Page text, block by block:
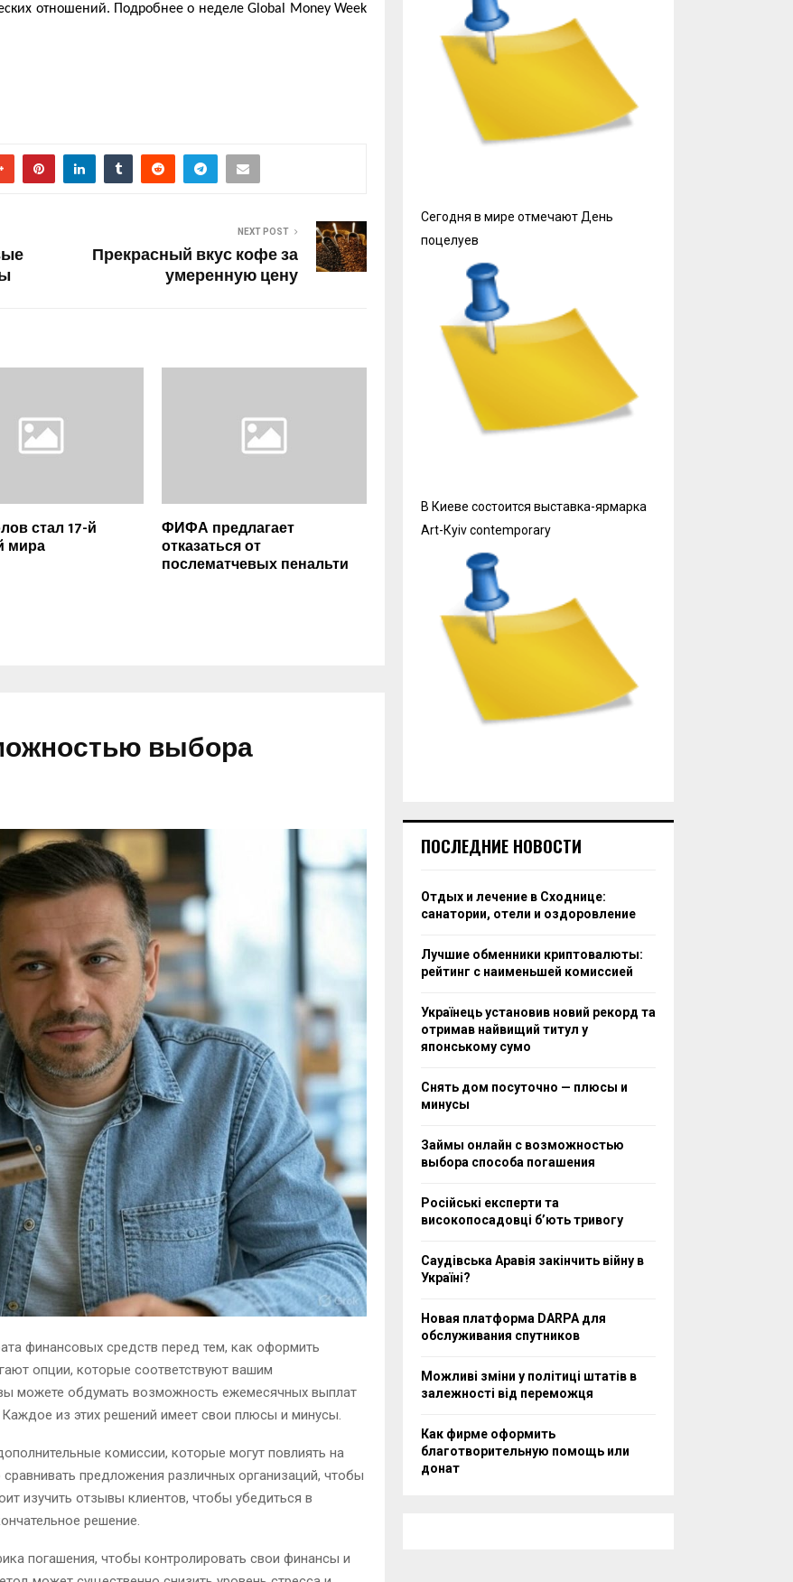
отношений. Подробнее о неделеGlobal Money Week
NEXT POST
Прекрасный вкус кофе за
умеренную цену
стал 17-й
мира
ФИФА предлагает
отказаться от
послематчевых пенальти
выбора
финансовых средств перед тем, как оформить
опции, которые соответствуют вашим
можете обдумать возможность ежемесячных выплат
из этих решений имеет свои плюсы и минусы.
комиссии, которые могут повлиять на
предложения различных организаций, чтобы
изучить отзывы клиентов, чтобы убедиться в
решение.
погашения, чтобы контролировать свои финансы и
Сегодня в мире отмечают День
поцелуев
В Киеве состоится выставка-ярмарка
Art-Кyiv contemporary
ПОСЛЕДНИЕ НОВОСТИ
Отдых и лечение в Сходнице:
санатории, отели и оздоровление
Лучшие обменники криптовалюты:
рейтинг с наименьшей комиссией
Українець установив новий рекорд та
отримав найвищий титул у
японському сумо
Снять дом посуточно — плюсы и
минусы
Займы онлайн с возможностью
выбора способа погашения
Російські експерти та
високопосадовці бʼють тривогу
Саудівська Аравія закінчить війну в
Україні?
Новая платформа DARPA для
обслуживания спутников
Можливі зміни у політиці штатів в
залежності від переможця
Как фирме оформить
благотворительную помощь или
донат